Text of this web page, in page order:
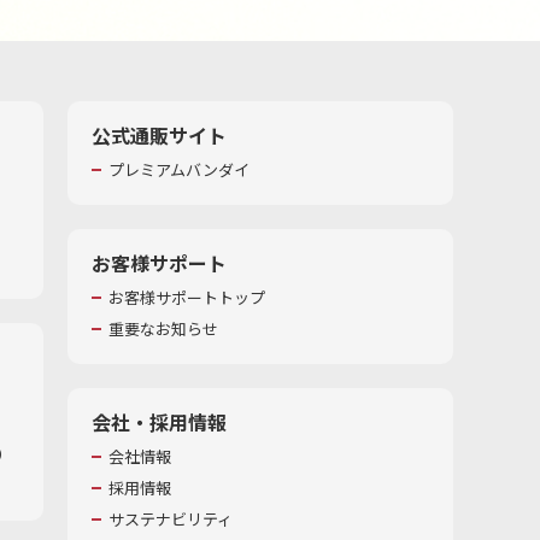
公式通販サイト
プレミアムバンダイ
お客様サポート
お客様サポートトップ
重要なお知らせ
会社・採用情報
会社情報
採用情報
サステナビリティ